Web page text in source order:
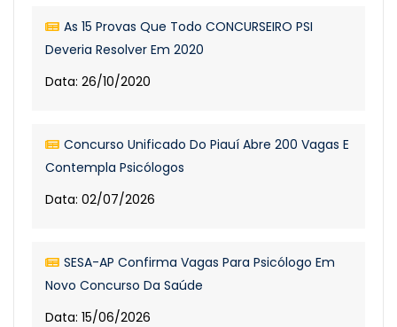
As 15 Provas Que Todo CONCURSEIRO PSI
Deveria Resolver Em 2020
Data: 26/10/2020
Concurso Unificado Do Piauí Abre 200 Vagas E
Contempla Psicólogos
Data: 02/07/2026
SESA-AP Confirma Vagas Para Psicólogo Em
Novo Concurso Da Saúde
Data: 15/06/2026